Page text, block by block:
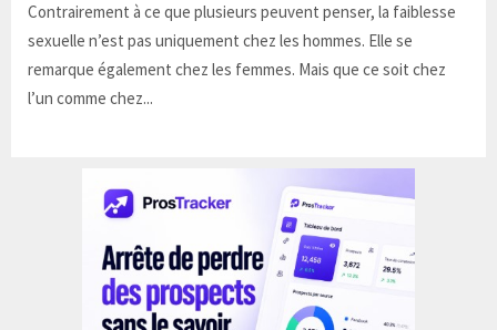
Contrairement à ce que plusieurs peuvent penser, la faiblesse
sexuelle n’est pas uniquement chez les hommes. Elle se
remarque également chez les femmes. Mais que ce soit chez
l’un comme chez...